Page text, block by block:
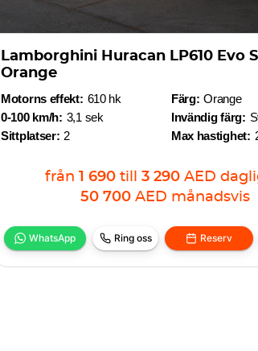
Lamborghini Huracan LP610 Evo
Orange
Motorns effekt: 610 hk
0-100 km/h: 3,1 sek
Sittplatser: 2
Färg: Orange
Invändig färg:
Max hastighet:
från 1 690 till 3 290 AED
50 700 AED månadsvis
WhatsApp Ring oss Reserv